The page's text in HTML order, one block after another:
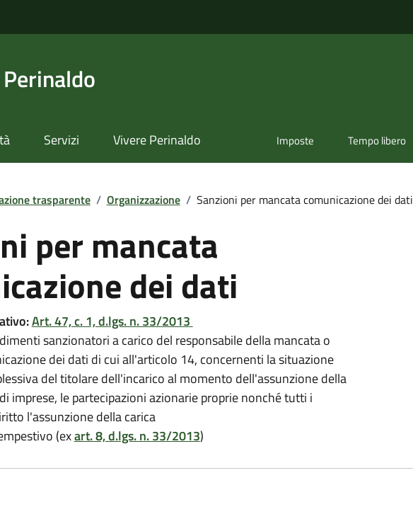
Servizi Vivere Perinaldo Imposte Tempo libero
trasparente / Organizzazione / Sanzioni per mancata comunicazione dei dati
per mancata
dei dati
Art. 47, c. 1, d.lgs. n. 33/2013
sanzionatori a carico del responsabile della mancata o
dei dati di cui all'articolo 14, concernenti la situazione
del titolare dell'incarico al momento dell'assunzione della
imprese, le partecipazioni azionarie proprie nonché tutti i
l'assunzione della carica
(exart. 8, d.lgs. n. 33/2013)